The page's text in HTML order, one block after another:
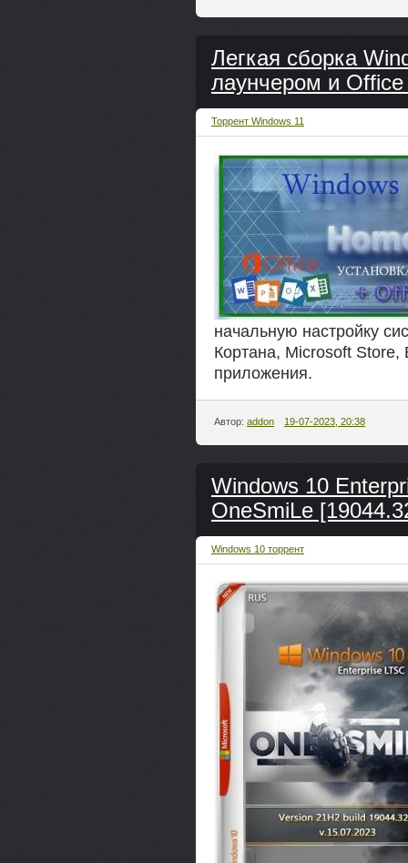
Легкая сборка
лаунчером и Office
Торрент Windows 11
начальную настройку
Кортана, Microsoft Store,
приложения.
Автор: addon 19-07-2023, 20:38
Windows 10
OneSmiLe
Windows 10 торрент